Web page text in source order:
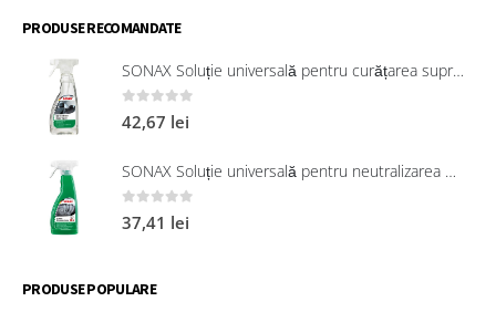
PRODUSE RECOMANDATE
SONAX Soluție universală pentru curățarea suprafețelor interioare 321200
0 out of 5
42,67 lei
SONAX Soluție universală pentru neutralizarea mirosurilor neplăcute
0out of 5
37,41 lei
PRODUSE POPULARE